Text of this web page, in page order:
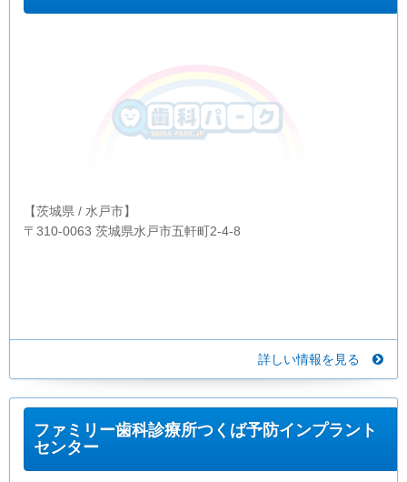
【茨城県 / 水戸市】
〒310-0063 茨城県水戸市五軒町2-4-8
詳しい情報を見る
ファミリー歯科診療所つくば予防インプラント
センター